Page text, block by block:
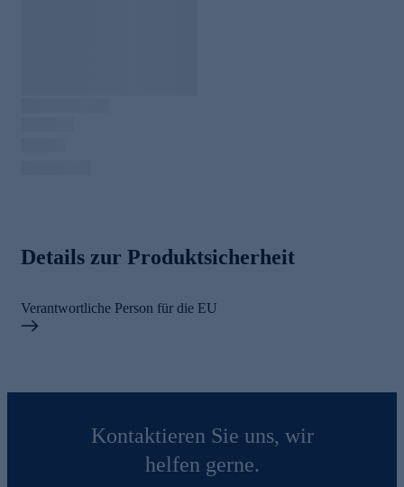
Details zur Produktsicherheit
Verantwortliche Person für die EU
Kontaktieren Sie uns, wir
helfen gerne.